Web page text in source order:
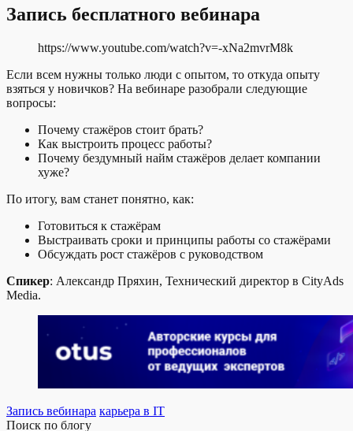
Запись бесплатного вебинара
https://www.youtube.com/watch?v=-xNa2mvrM8k
Если всем нужны только люди с опытом, то откуда опыту
взяться у новичков? На вебинаре разобрали следующие
вопросы:
Почему стажёров стоит брать?
Как выстроить процесс работы?
Почему бездумный найм стажёров делает компании
хуже?
По итогу, вам станет понятно, как:
Готовиться к стажёрам
Выстраивать сроки и принципы работы со стажёрами
Обсуждать рост стажёров с руководством
Спикер: Александр Пряхин, Технический директор в CityAds
Media.
Запись вебинара карьера в IT
Поиск по блогу